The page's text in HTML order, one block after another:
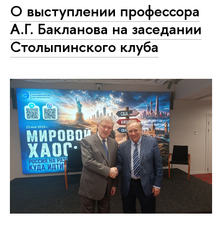
О выступлении профессора
А.Г. Бакланова на заседании
Столыпинского клуба